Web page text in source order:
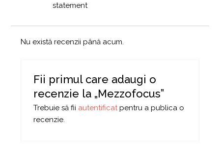
statement
Nu există recenzii până acum.
Fii primul care adaugi o
recenzie la „Mezzofocus”
Trebuie să fii autentificatpentru a publica o
recenzie.